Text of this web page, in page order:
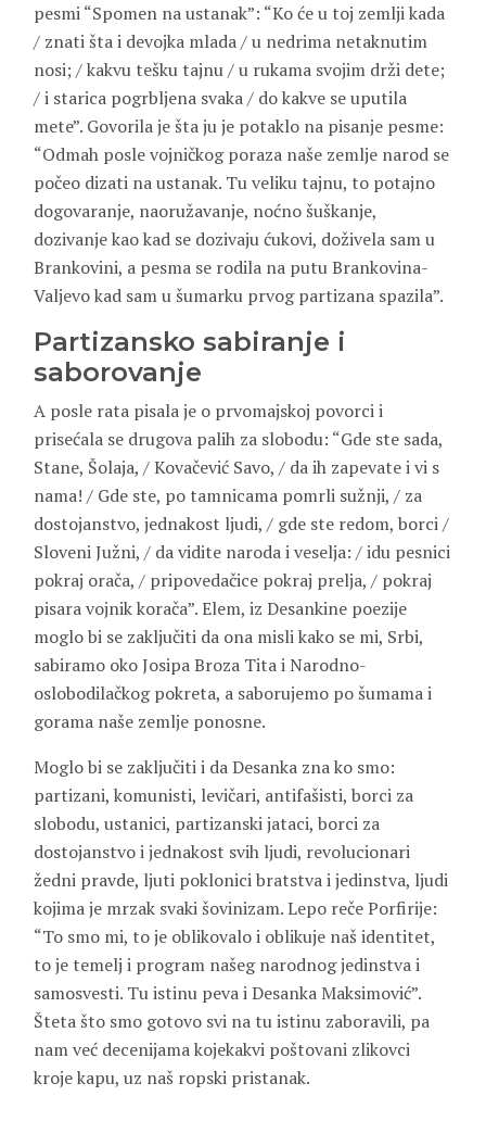
pesmi “Spomen na ustanak”: “Ko će u toj zemlji kada
/ znati šta i devojka mlada / u nedrima netaknutim
nosi; / kakvu tešku tajnu / u rukama svojim drži dete;
/ i starica pogrbljena svaka / do kakve se uputila
mete”. Govorila je šta ju je potaklo na pisanje pesme:
“Odmah posle vojničkog poraza naše zemlje narod se
počeo dizati na ustanak. Tu veliku tajnu, to potajno
dogovaranje, naoružavanje, noćno šuškanje,
dozivanje kao kad se dozivaju ćukovi, doživela sam u
Brankovini, a pesma se rodila na putu Brankovina-
Valjevo kad sam u šumarku prvog partizana spazila”.
Partizansko sabiranje i
saborovanje
A posle rata pisala je o prvomajskoj povorci i
prisećala se drugova palih za slobodu: “Gde ste sada,
Stane, Šolaja, / Kovačević Savo, / da ih zapevate i vi s
nama! / Gde ste, po tamnicama pomrli sužnji, / za
dostojanstvo, jednakost ljudi, / gde ste redom, borci /
Sloveni Južni, / da vidite naroda i veselja: / idu pesnici
pokraj orača, / pripovedačice pokraj prelja, / pokraj
pisara vojnik korača”. Elem, iz Desankine poezije
moglo bi se zaključiti da ona misli kako se mi, Srbi,
sabiramo oko Josipa Broza Tita i Narodno-
oslobodilačkog pokreta, a saborujemo po šumama i
gorama naše zemlje ponosne.
Moglo bi se zaključiti i da Desanka zna ko smo:
partizani, komunisti, levičari, antifašisti, borci za
slobodu, ustanici, partizanski jataci, borci za
dostojanstvo i jednakost svih ljudi, revolucionari
žedni pravde, ljuti poklonici bratstva i jedinstva, ljudi
kojima je mrzak svaki šovinizam. Lepo reče Porfirije:
“To smo mi, to je oblikovalo i oblikuje naš identitet,
to je temelj i program našeg narodnog jedinstva i
samosvesti. Tu istinu peva i Desanka Maksimović”.
Šteta što smo gotovo svi na tu istinu zaboravili, pa
nam već decenijama kojekakvi poštovani zlikovci
kroje kapu, uz naš ropski pristanak.